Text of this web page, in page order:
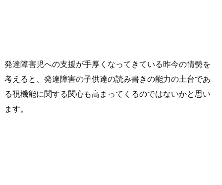
発達障害児への支援が手厚くなってきている昨今の情勢を
考えると、発達障害の子供達の読み書きの能力の土台であ
る視機能に関する関心も高まってくるのではないかと思い
ます。